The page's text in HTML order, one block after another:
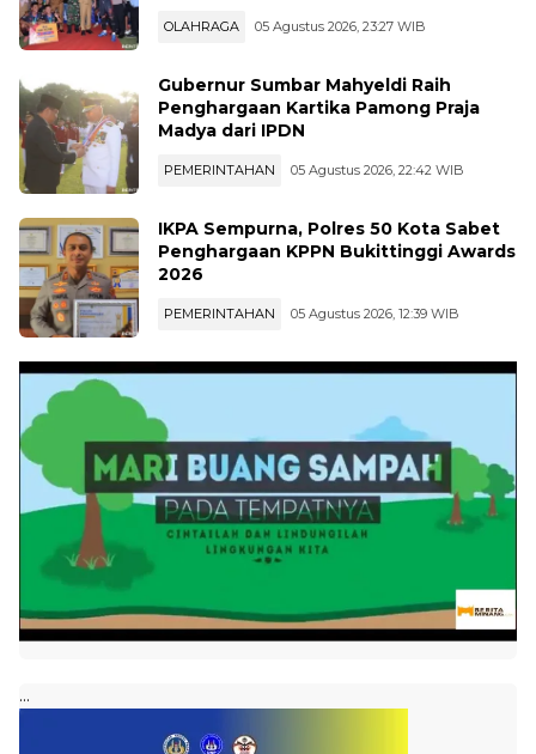
OLAHRAGA 05 Agustus 2026, 23:27 WIB
Gubernur Sumbar Mahyeldi Raih
Penghargaan Kartika Pamong Praja
Madya dari IPDN
PEMERINTAHAN 05 Agustus 2026, 22:42 WIB
IKPA Sempurna, Polres 50 Kota Sabet
Penghargaan KPPN Bukittinggi Awards
2026
PEMERINTAHAN 05 Agustus 2026, 12:39 WIB
...